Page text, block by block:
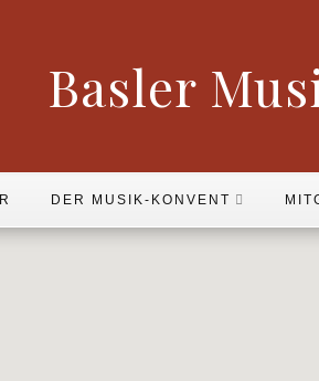
Basler
DER MUSIK-KONVENT